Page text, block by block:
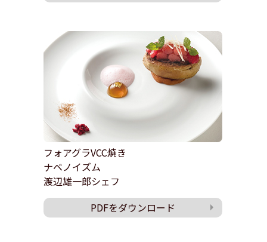
フォアグラVCC焼き
ナベノイズム
渡辺雄一郎シェフ
PDFをダウンロード